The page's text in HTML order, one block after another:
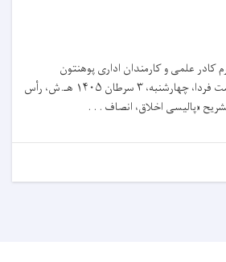
کادر علمی و کارمندان اداری پوهنتون
رسانیده می‌شود که قرار است فردا، چهارشنبه، ۳ سرطان ۱۴۰۵ هـ.ش، رأس